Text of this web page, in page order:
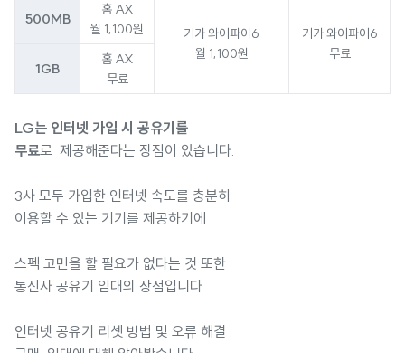
500MB
홈 AX
월 1,100원
기가 와이파이6
월 1,100원
기가 와이파이6
무료
1GB
홈 AX
무료
LG는 인터넷 가입 시 공유기를
무료로 제공해준다는 장점이 있습니다.
3사 모두 가입한 인터넷 속도를 충분히
이용할 수 있는 기기를 제공하기에
스펙 고민을 할 필요가 없다는 것 또한
통신사 공유기 임대의 장점입니다.
인터넷 공유기 리셋 방법 및 오류 해결